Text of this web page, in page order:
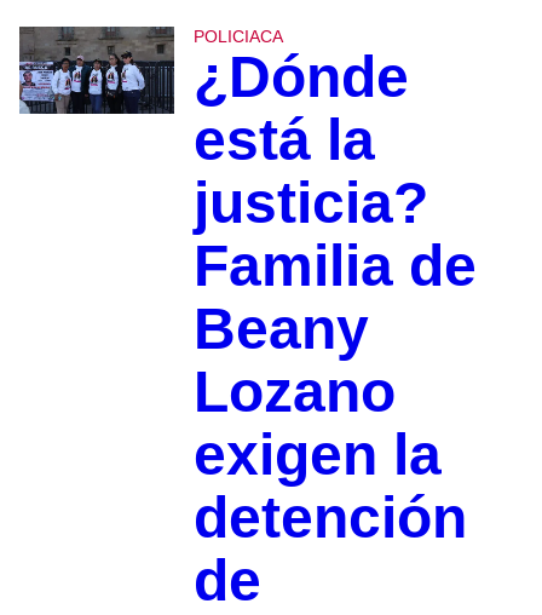
POLICIACA
¿Dónde
está la
justicia?
Familia de
Beany
Lozano
exigen la
detención
de